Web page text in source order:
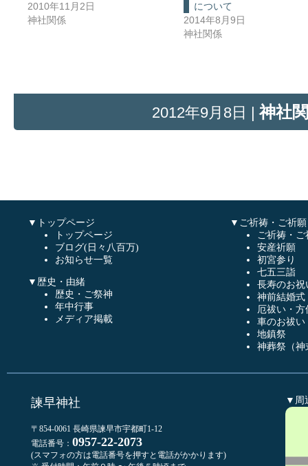
2010年11月2日
神社関係
について
2014年8月9日
神社関係
2012年9月8日 |神社
▼トップページ
トップページ
ブログ(日々八百万)
お知らせ一覧
▼歴史・由緒
歴史・ご祭神
年中行事
メディア掲載
▼ご祈祷・ご祈願
ご祈祷・ご
安産祈願
初宮参り
七五三詣
長寿のお祝
神前結婚式
厄祓い・方
車のお祓い
地鎮祭
神葬祭（神
諫早神社
〒854-0061 長崎県諫早市宇都町1-12
電話番号： 0957-22-2073
(スマフォの方は電話番号を押すと電話がかかります)
▼周